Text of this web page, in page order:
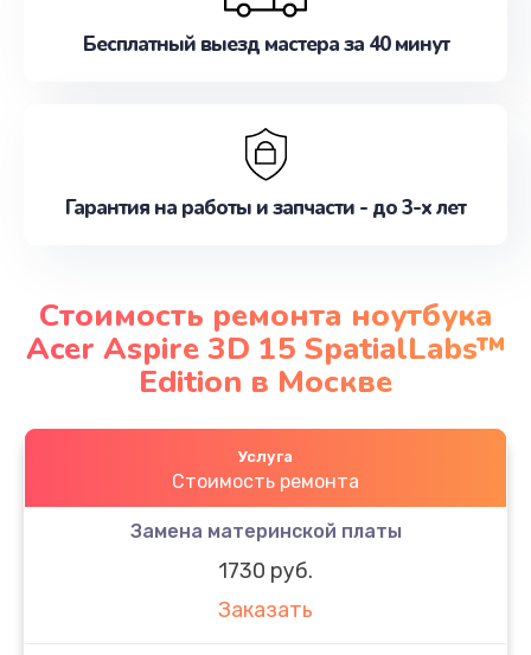
Бесплатный выезд мастера за 40 минут
Гарантия на работы и запчасти - до 3-х лет
Стоимость ремонта ноутбука
Acer Aspire 3D 15 SpatialLabs™
Edition в Москве
Услуга
Стоимость ремонта
Замена материнской платы
1730 руб.
Заказать